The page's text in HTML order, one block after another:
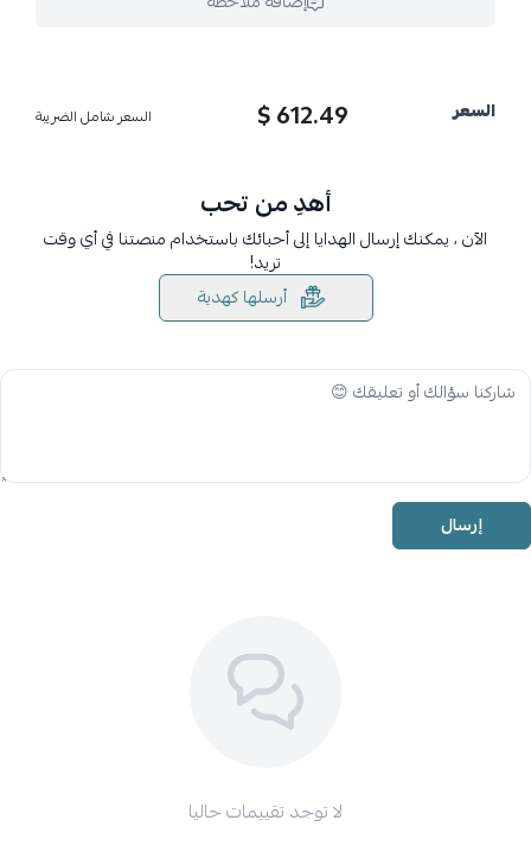
السعر 612.49 $ السعر شامل الضريبة
أهدِ من تحب
الآن ، يمكنك إرسال الهدايا إلى أحبائك باستخدام منصتنا في أي وقت
تريد!
أرسلها كهدية
إرسال
لا توجد تقييمات حاليا